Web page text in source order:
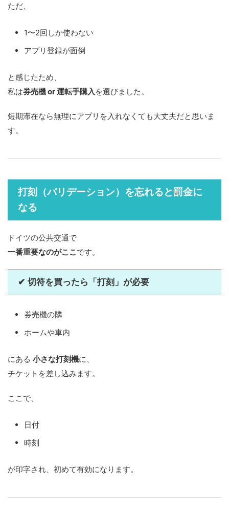
ただ、
1〜2回しか使わない
アプリ登録が面倒
と感じたため、
私は券売機 or 運転手購入 を選びました。
短期滞在なら無理にアプリを入れなくても大丈夫だと思いま
す。
打刻（バリデーション）を忘れると罰金に
なる
ドイツの公共交通で
一番重要なのがここ です。
✔ 切符を買ったら「打刻」が必要
券売機の隣
ホームや車内
にある 小さな打刻機に、
チケットを差し込みます。
ここで、
日付
時刻
が印字され、初めて有効になります。